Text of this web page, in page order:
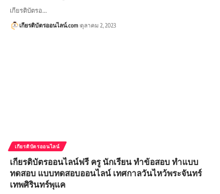
เกียรติบัตรอ…
เกียรติบัตรออนไลน์.com ตุลาคม 2, 2023
เกียรติบัตรออนไลน์
เกียรติบัตรออนไลน์ฟรี ครู นักเรียน ทำข้อสอบ ทำแบบ
ทดสอบ แบบทดสอบออนไลน์ เทศกาลวันไหว้พระจันทร์
เทพศิรินทร์พุแค